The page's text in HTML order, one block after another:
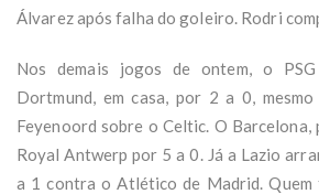
Álvarez após falha do goleiro. Rodri
Nos demais jogos de ontem, o
Dortmund, em casa, por 2 a 0,
Feyenoord sobre o Celtic. O Barcelona,
Royal Antwerp por 5 a 0. Já a Lazio
a 1 contra o Atlético de Madrid. Quem